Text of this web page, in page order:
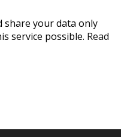
share your data only
service possible. Read